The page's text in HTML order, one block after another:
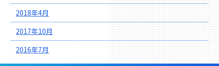
2018年4月
2017年10月
2016年7月